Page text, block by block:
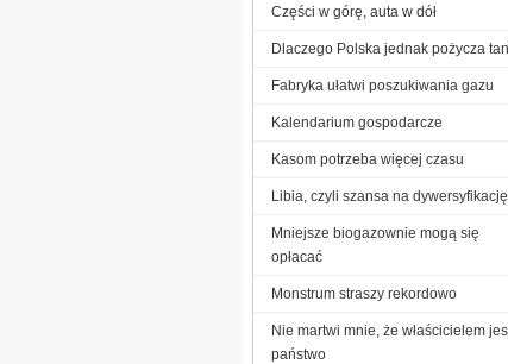
Części w górę, auta w dół
Dlaczego Polska jednak pożycza
Fabryka ułatwi poszukiwania gazu
Kalendarium gospodarcze
Kasom potrzeba więcej czasu
Libia, czyli szansa na dywersyfikację
Mniejsze biogazownie mogą się
opłacać
Monstrum straszy rekordowo
Nie martwi mnie, że właścicielem
państwo